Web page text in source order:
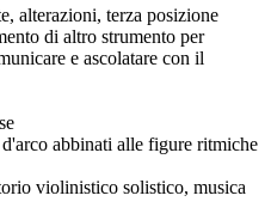
alterazioni, terza posizione
di altro strumento per
e ascolatare con il
abbinati alle figure ritmiche
violinistico solistico, musica